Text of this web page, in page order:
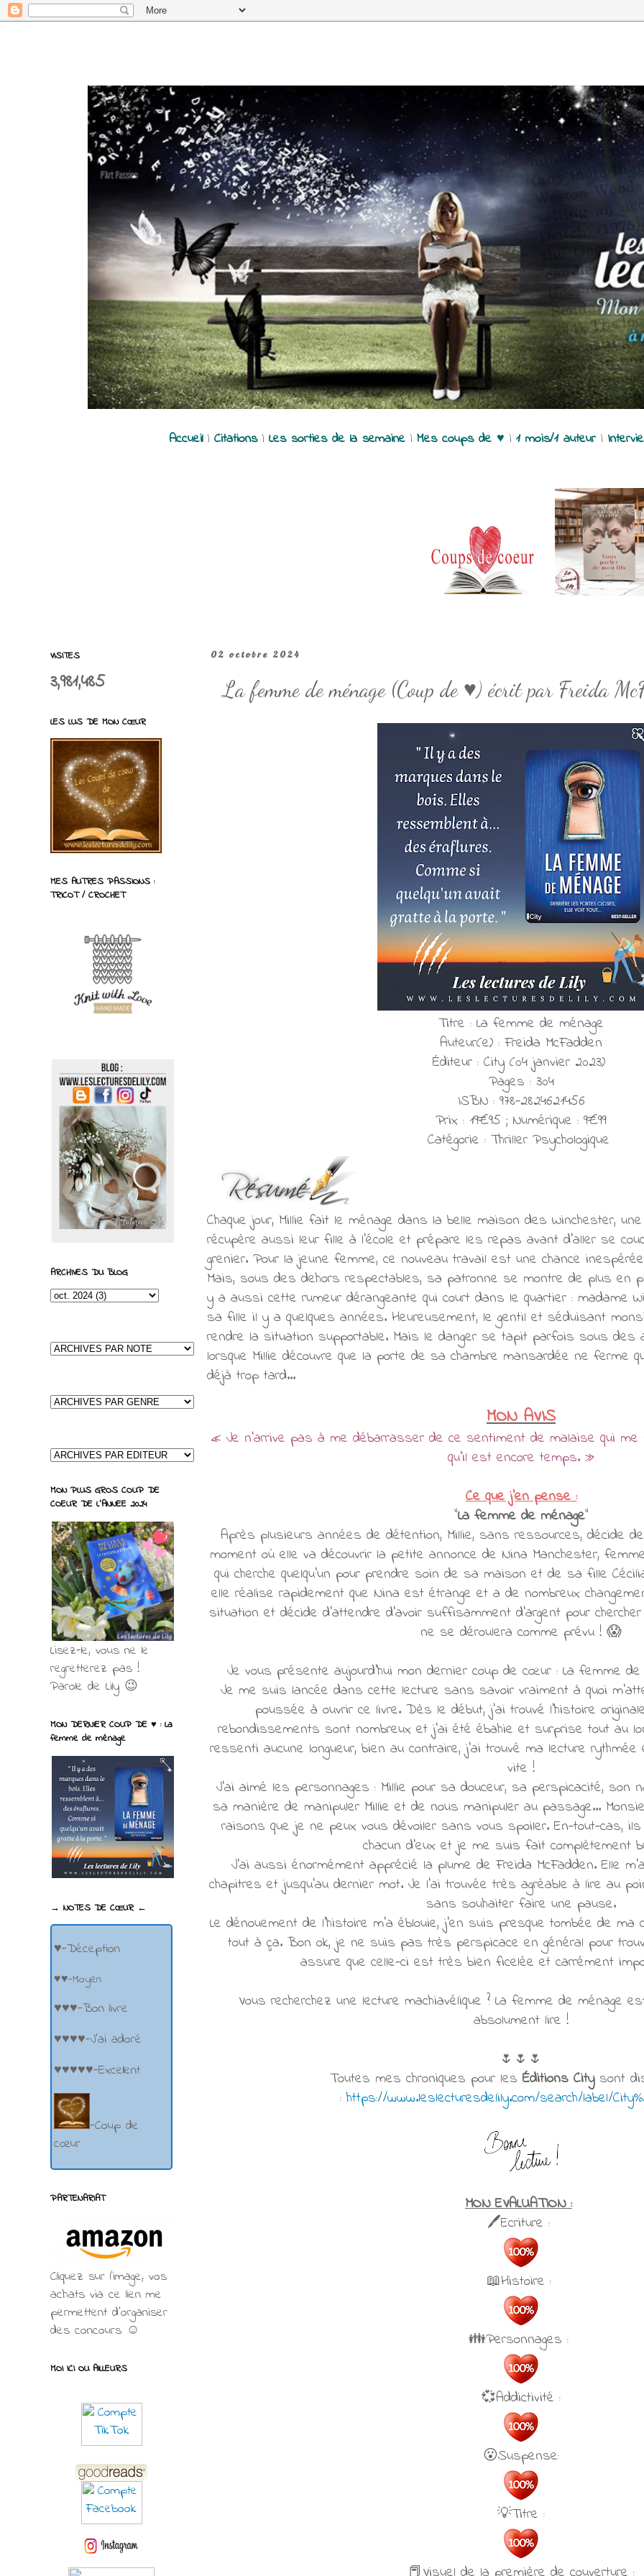
Accueil| Citations| Les sorties de la semaine| Mes coups de ♥ | 1 mois/1 auteur|
02 octobre 2024
La femme de ménage (Coup de ♥) écrit par Freida
Titre : La femme de ménage
Auteur(e) : Freida McFadden
Éditeur : City (04 janvier 2023)
Pages : 304
ISBN : 978-2824621456
Prix : 19€95 ; Numérique : 9€99
Catégorie : Thriller Psychologique
Chaque jour, Millie fait le ménage dans la belle maison des Winchester,
récupère aussi leur fille à l'école et prépare les repas avant d'aller se
grenier. Pour la jeune femme, ce nouveau travail est une chance
Mais, sous des dehors respectables, sa patronne se montre de plus en
y a aussi cette rumeur dérangeante qui court dans le quartier : madame
sa fille il y a quelques années. Heureusement, le gentil et séduisant
rendre la situation supportable. Mais le danger se tapit parfois sous des
lorsque Millie découvre que la porte de sa chambre mansardée ne ferme
déjà trop tard...
MON AVIS
« Je n'arrive pas à me débarrasser de ce sentiment de malaise qui
qu'il est encore temps. »
Ce que j'en pense :
"La femme de ménage"
Après plusieurs années de détention, Millie, sans ressources, décide
moment où elle va découvrir la petite annonce de Nina Manchester,
qui cherche quelqu'un pour prendre soin de sa maison et de sa fille
elle réalise rapidement que Nina est étrange et a de nombreux
situation et décide d'attendre d'avoir suffisamment d'argent pour
ne se déroulera comme prévu ! 😱
Je vous présente aujourd'hui mon dernier coup de cœur : La femme de
Je me suis lancée dans cette lecture sans savoir vraiment à quoi
poussée à ouvrir ce livre. Dès le début, j'ai trouvé l'histoire
rebondissements sont nombreux et j'ai été ébahie et surprise tout au
ressenti aucune longueur, bien au contraire, j'ai trouvé ma lecture
vite !
J'ai aimé les personnages : Millie pour sa douceur, sa perspicacité, son
sa manière de manipuler Millie et de nous manipuler au passage...
raisons que je ne peux vous dévoiler sans vous spoiler. En-tout-cas,
chacun d'eux et je me suis fait complètement
J'ai aussi énormément apprécié la plume de Freida McFadden. Elle
chapitres et jusqu'au dernier mot. Je l'ai trouvée très agréable à lire au
sans souhaiter faire une pause.
Le dénouement de l'histoire m'a éblouie, j'en suis presque tombée de
tout à ça. Bon ok, je ne suis pas très perspicace en général pour
assure que celle-ci est très bien ficelée et carrément
Vous recherchez une lecture machiavélique ? La femme de ménage
absolument lire !
🌷🌷🌷
Toutes mes chroniques pour les Éditions Citysont
:https://www.leslecturesdelily.com/search/label/
MON EVALUATION :
🖊Ecriture :
📖Histoire :
👪Personnages :
💞Addictivité :
😮Suspense:
💡Titre :
VISITES
3,981,485
LES LUS DE MON CŒUR
MES AUTRES PASSIONS :
TRICOT / CROCHET
ARCHIVES DU BLOG
MON PLUS GROS COUP DE
COEUR DE L'ANNEE 2024
Lisez-le, vous ne le
regretterez pas !
Parole de Lily 😉
MON DERNIER COUP DE ♥ : La
femme de ménage
→ NOTES DE CŒUR ←
♥-Déception
♥♥-Moyen
♥♥♥-Bon livre
♥♥♥♥-J'ai adoré
♥♥♥♥♥-Excellent
-Coup de
cœur
PARTENARIAT
Cliquez sur l'image, vos
achats via ce lien me
permettent d’organiser
des concours ☺
MOI ICI OU AILLEURS